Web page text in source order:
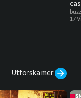
17
Utforska mer